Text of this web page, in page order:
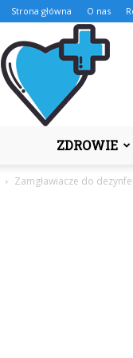
Strona główna O nas
ZDROWIE
Zamgławiacze do